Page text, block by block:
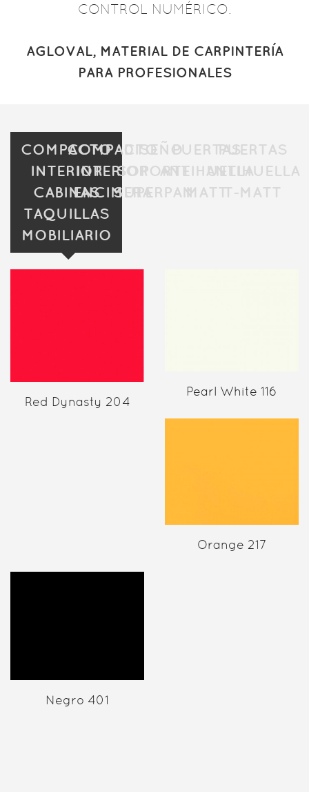
CONTROL NUMÉRICO.
AGLOVAL, MATERIAL DE CARPINTERÍA
PARA PROFESIONALES
COMPACTO
INTERIOR
CABINAS
TAQUILLAS
MOBILIARIO
COMPACTO
INTERIOR
ENCIMERA
DISEÑO
SOPORTE
SUPERPAN
PUERTAS
ANTIHUELLA
MATT
PUERTAS
ANTIHUELLA
T-MATT
Red Dynasty 204
Pearl White 116
Orange 217
Negro 401